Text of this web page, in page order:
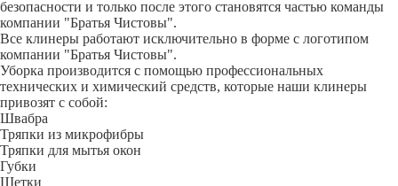
безопасности и только после этого становятся частью команды
компании "Братья Чистовы".
Все клинеры работают исключительно в форме с логотипом
компании "Братья Чистовы".
Уборка производится с помощью профессиональных
технических и химический средств, которые наши клинеры
привозят с собой:
Швабра
Тряпки из микрофибры
Тряпки для мытья окон
Губки
Щетки